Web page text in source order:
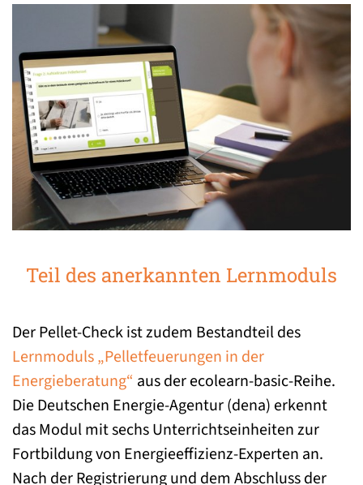
Teil des anerkannten Lernmoduls
Der Pellet-Check ist zudem Bestandteil des
Lernmoduls „Pelletfeuerungen in der
Energieberatung“ aus der ecolearn-basic-Reihe.
Die Deutschen Energie-Agentur (dena) erkennt
das Modul mit sechs Unterrichtseinheiten zur
Fortbildung von Energieeffizienz-Experten an.
Nach der Registrierung und dem Abschluss der